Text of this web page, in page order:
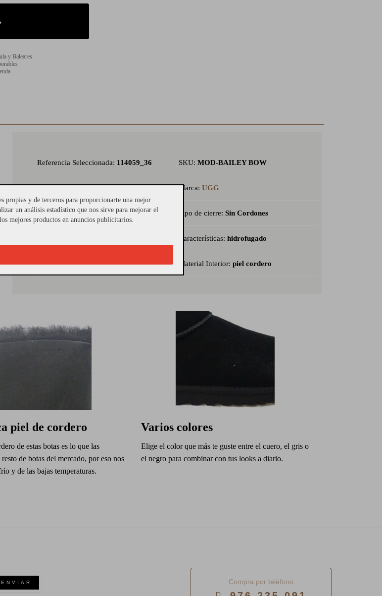
y Baleares
Referencia Seleccionada: 114059_36 SKU: MOD-BAILEY BOW
Modelo:BAILEY BOW II Marca: UGG
Material Piso:BLOK Tipo de cierre: Sin Cordones
Características: hidrofugado
Material Exterior:ante/serraje Material Interior: piel cordero
piel de cordero
de estas botas es lo que las
de botas del mercado, por eso nos
y de las bajas temperaturas.
Varios colores
Elige el color que más te guste entre el cuero, el gris o
el negro para combinar con tus looks a diario.
ENVIAR Compra por teléfono
propias y de terceros para proporcionarte una mejor
un análisis estadístico que nos sirve para mejorar el
mejores productos en anuncios publicitarios.